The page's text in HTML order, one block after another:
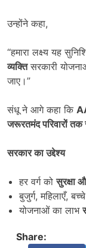
उन्होंने कहा,
“हमारा लक्ष्य यह
व्यक्तिसरकारी
जाए।”
संधू ने आगे कहा कि
जरूरतमंद परिवारों तक
सरकार का उद्देश्य
हर वर्ग कोसुरक्षा
बुजुर्ग, महिलाएँ,
योजनाओं का लाभ
Share: